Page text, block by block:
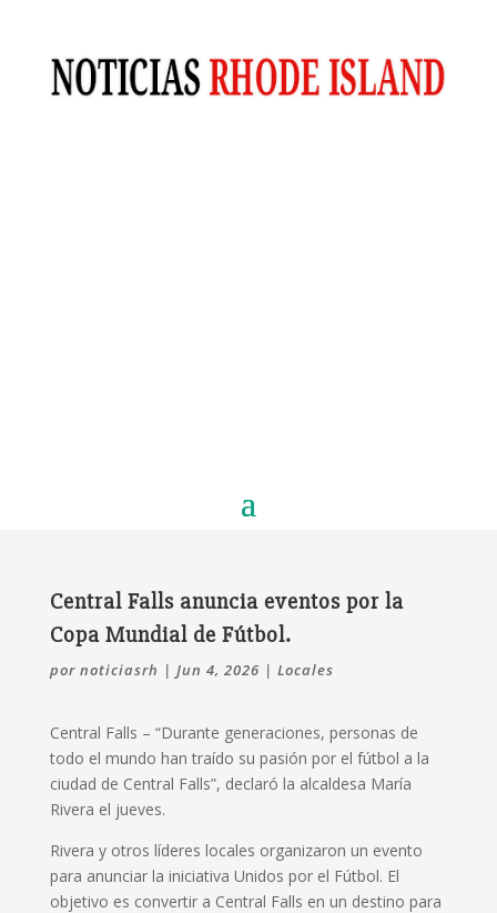
Central Falls anuncia eventos por la
Copa Mundial de Fútbol.
por noticiasrh | Jun 4, 2026 | Locales
Central Falls – “Durante generaciones, personas de
todo el mundo han traído su pasión por el fútbol a la
ciudad de Central Falls”, declaró la alcaldesa María
Rivera el jueves.
Rivera y otros líderes locales organizaron un evento
para anunciar la iniciativa Unidos por el Fútbol. El
objetivo es convertir a Central Falls en un destino para